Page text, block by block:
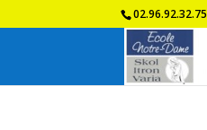
02.96.92.32.75